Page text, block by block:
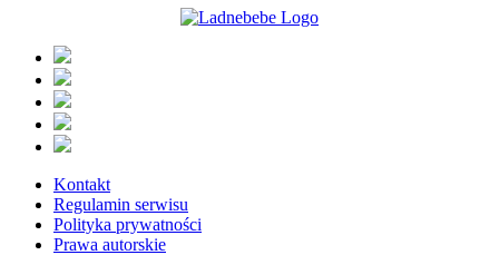
Kontakt
Regulamin serwisu
Polityka prywatności
Prawa autorskie